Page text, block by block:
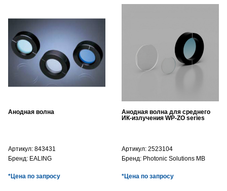
Анодная волна
Артикул: 843431
Бренд: EALING
*Цена по запросу
Анодная волна для среднего
ИК-излучения WP-ZO series
Артикул: 2523104
Бренд: Photonic Solutions MB
*Цена по запросу